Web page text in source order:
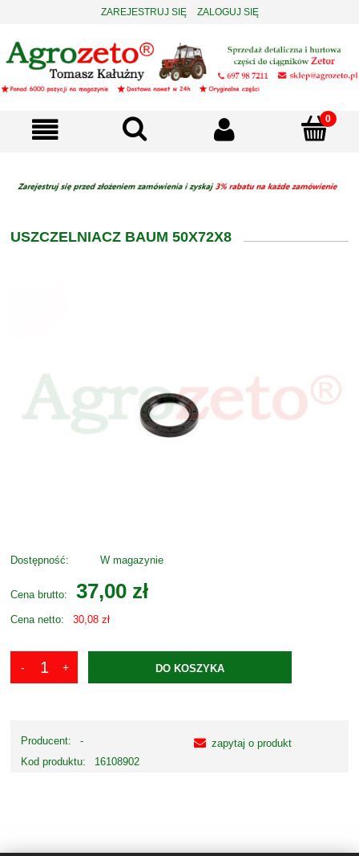
ZAREJESTRUJ SIĘ ZALOGUJ SIĘ
USZCZELNIACZ BAUM 50X72X8
Dostępność: W magazynie
Cena brutto: 37,00 zł
Cena netto: 30,08 zł
DO KOSZYKA
Producent:
-
Kod produktu:
16108902
zapytaj o produkt